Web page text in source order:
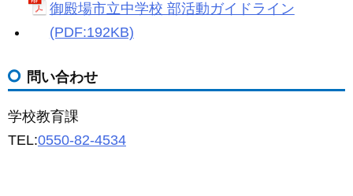
御殿場市立中学校 部活動ガイドライン
(PDF:192KB)
問い合わせ
学校教育課
TEL:0550-82-4534